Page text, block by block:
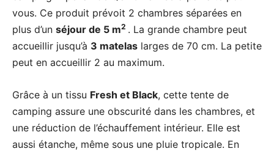
vous. Ce produit prévoit 2 chambres séparées en
plus d’un séjour de 5 m2 . La grande chambre peut
accueillir jusqu’à 3 matelas larges de 70 cm. La petite
peut en accueillir 2 au maximum.
Grâce à un tissu Fresh et Black, cette tente de
camping assure une obscurité dans les chambres, et
une réduction de l’échauffement intérieur. Elle est
aussi étanche, même sous une pluie tropicale. En